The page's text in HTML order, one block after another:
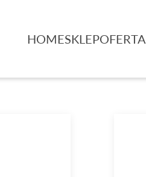
HOMESKLEPOFERTA